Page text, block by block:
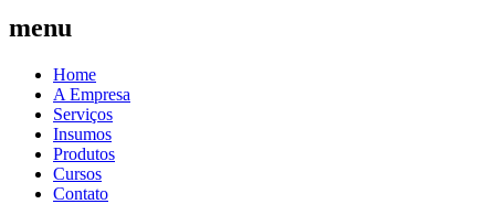
menu
Home
A Empresa
Serviços
Insumos
Produtos
Cursos
Contato